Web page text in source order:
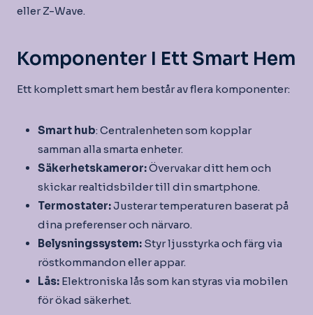
eller Z-Wave.
Komponenter I Ett Smart Hem
Ett komplett smart hem består av flera komponenter:
Smart hub: Centralenheten som kopplar
samman alla smarta enheter.
Säkerhetskameror:Övervakar ditt hem och
skickar realtidsbilder till din smartphone.
Termostater:Justerar temperaturen baserat på
dina preferenser och närvaro.
Belysningssystem: Styr ljusstyrka och färg via
röstkommandon eller appar.
Lås: Elektroniska lås som kan styras via mobilen
för ökad säkerhet.